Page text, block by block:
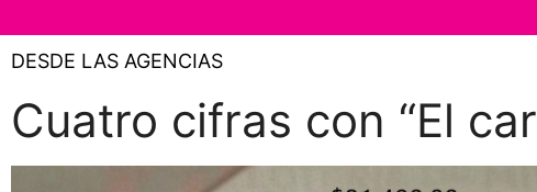
DESDE LAS AGENCIAS
Cuatro cifras con “El